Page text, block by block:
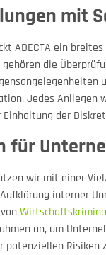
mit
ADECTA ein
die
Jedes Anliegen
der
für
wir mit einer
interner
an, um
potenziellen Risiken